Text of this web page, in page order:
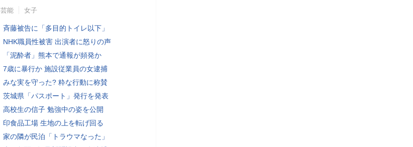
芸能 女子
斉藤被告に「多目的トイレ以下」
NHK職員性被害 出演者に怒りの声
「泥酔者」熊本で通報が頻発か
7歳に暴行か 施設従業員の女逮捕
みな実を守った? 粋な行動に称賛
茨城県「パスポート」発行を発表
高校生の信子 勉強中の姿を公開
印食品工場 生地の上を転げ回る
家の隣が民泊「トラウマなった」